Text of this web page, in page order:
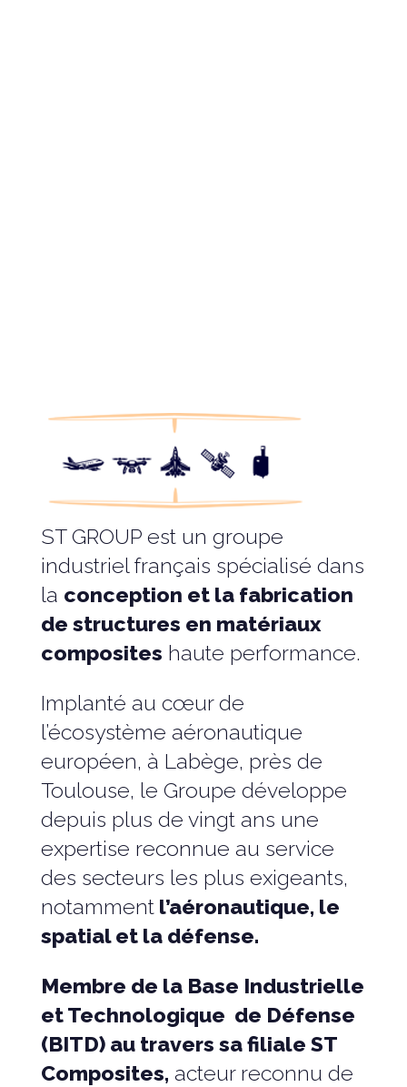
ST GROUP est un groupe
industriel français spécialisé dans
la conception et la fabrication
de structures en matériaux
composites haute performance.
Implanté au cœur de
l’écosystème aéronautique
européen, à Labège, près de
Toulouse, le Groupe développe
depuis plus de vingt ans une
expertise reconnue au service
des secteurs les plus exigeants,
notammentl’aéronautique, le
spatial et la défense.
Membre de la Base Industrielle
et Technologique de Défense
(BITD) au travers sa filiale ST
Composites, acteur reconnu de